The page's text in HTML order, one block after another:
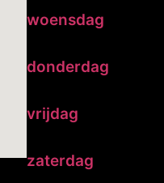
woensdag
donderdag
vrijdag
zaterdag